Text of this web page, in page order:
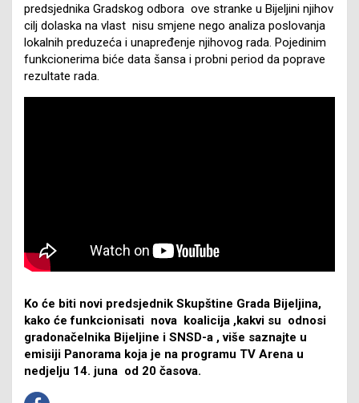
predsjednika Gradskog odbora ove stranke u Bijeljini njihov
cilj dolaska na vlast nisu smjene nego analiza poslovanja
lokalnih preduzeća i unapređenje njihovog rada. Pojedinim
funkcionerima biće data šansa i probni period da poprave
rezultate rada.
Ko će biti novi predsjednik Skupštine Grada Bijeljina,
kako će funkcionisati nova koalicija ,kakvi su odnosi
gradonačelnika Bijeljine i SNSD-a , više saznajte u
emisiji Panorama koja je na programu TV Arena u
nedjelju 14. juna od 20 časova.